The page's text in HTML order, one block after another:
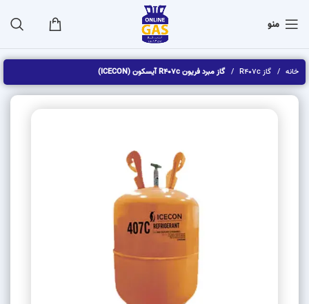
منو
خانه گاز R407c گاز مبرد فریون R407c آیسکون (ICECON)